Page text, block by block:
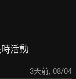
活動
3天前, 08/04